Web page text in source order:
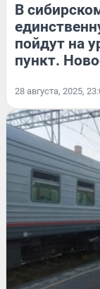
В
пойдут на
пункт.
28 августа, 2025,